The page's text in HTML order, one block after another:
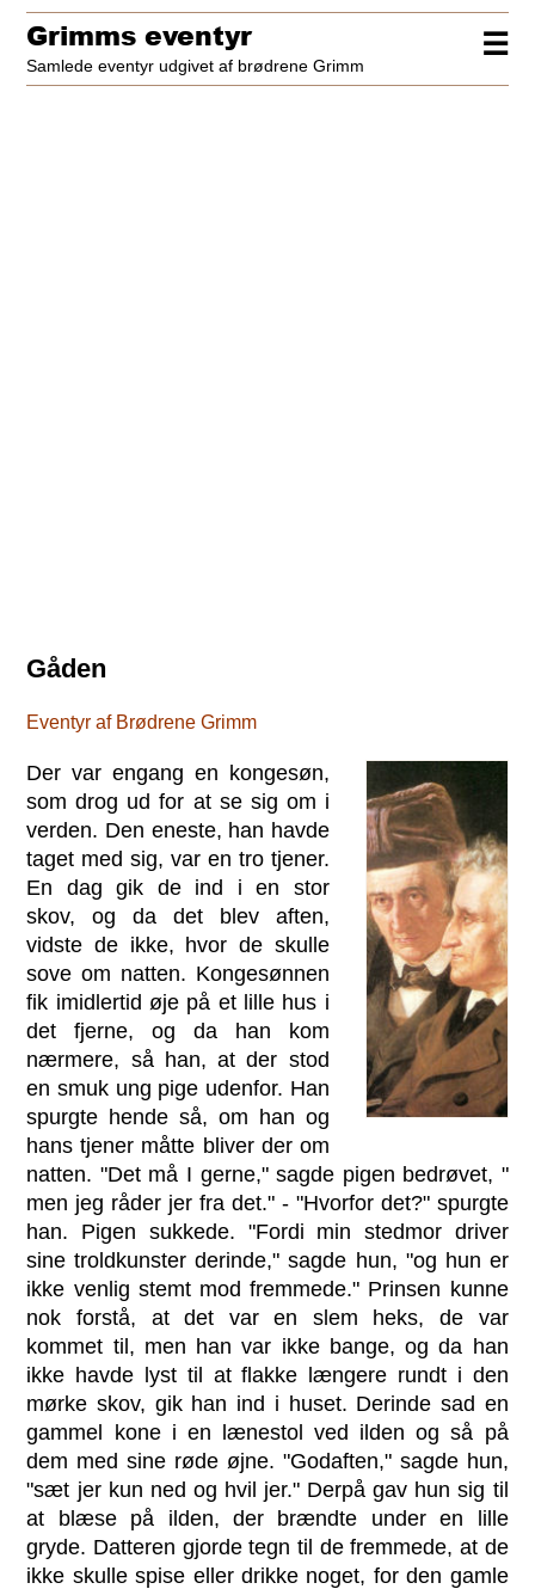
☰
Grimms eventyr
Samlede eventyr udgivet af brødrene Grimm
Gåden
Eventyr af Brødrene Grimm
Der var engang en kongesøn,
som drog ud for at se sig om i
verden. Den eneste, han havde
taget med sig, var en tro tjener.
En dag gik de ind i en stor
skov, og da det blev aften,
vidste de ikke, hvor de skulle
sove om natten. Kongesønnen
fik imidlertid øje på et lille hus i
det fjerne, og da han kom
nærmere, så han, at der stod
en smuk ung pige udenfor. Han
spurgte hende så, om han og
hans tjener måtte bliver der om
natten. "Det må I gerne," sagde pigen bedrøvet, "
men jeg råder jer fra det." - "Hvorfor det?" spurgte
han. Pigen sukkede. "Fordi min stedmor driver
sine troldkunster derinde," sagde hun, "og hun er
ikke venlig stemt mod fremmede." Prinsen kunne
nok forstå, at det var en slem heks, de var
kommet til, men han var ikke bange, og da han
ikke havde lyst til at flakke længere rundt i den
mørke skov, gik han ind i huset. Derinde sad en
gammel kone i en lænestol ved ilden og så på
dem med sine røde øjne. "Godaften," sagde hun,
"sæt jer kun ned og hvil jer." Derpå gav hun sig til
at blæse på ilden, der brændte under en lille
gryde. Datteren gjorde tegn til de fremmede, at de
ikke skulle spise eller drikke noget, for den gamle